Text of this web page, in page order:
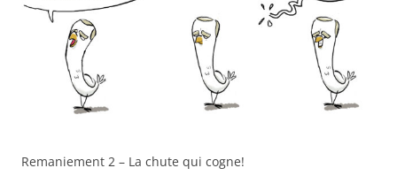
Remaniement 2 – La chute qui cogne!